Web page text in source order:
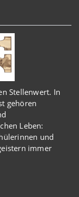
Stellenwert. In
gehören
Leben:
und
immer